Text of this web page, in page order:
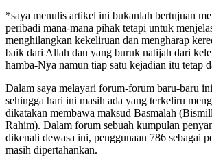
*saya menulis artikel ini bukanlah bertujuan
peribadi mana-mana pihak tetapi untuk
menghilangkan kekeliruan dan mengharap
baik dari Allah dan yang buruk natijah dari
hamba-Nya namun tiap satu kejadian itu tetap
Dalam saya melayari forum-forum baru-baru
sehingga hari ini masih ada yang terkeliru
dikatakan membawa maksud Basmalah
Rahim). Dalam forum sebuah kumpulan
dikenali dewasa ini, penggunaan 786 sebagai
masih dipertahankan.